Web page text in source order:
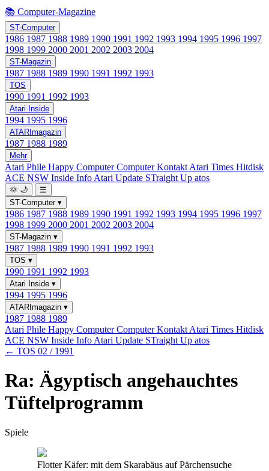
📚 Computer-Magazine
ST-Computer
1986 1987 1988 1989 1990 1991 1992 1993 1994 1995 1996 1997
1998 1999 2000 2001 2002 2003 2004
ST-Magazin
1987 1988 1989 1990 1991 1992 1993
TOS
1990 1991 1992 1993
Atari Inside
1994 1995 1996
ATARImagazin
1987 1988 1989
Mehr
Atari Phile Happy ComputerComputer Kontakt Atari Times Hitdisk
ACE NSW Inside Info Atari Update STraight Up atos
🌞 🌙
☰
ST-Computer ▾
1986 1987 1988 1989 1990 1991 1992 1993 1994 1995 1996 1997
1998 1999 2000 2001 2002 2003 2004
ST-Magazin ▾
1987 1988 1989 1990 1991 1992 1993
TOS ▾
1990 1991 1992 1993
Atari Inside ▾
1994 1995 1996
ATARImagazin ▾
1987 1988 1989
Atari Phile Happy ComputerComputer Kontakt Atari Times Hitdisk
ACE NSW Inside Info Atari Update STraight Up atos
← TOS 02 / 1991
Ra: Ägyptisch angehauchtes
Tüftelprogramm
Spiele
Flotter Käfer: mit dem Skarabäus auf Pärchensuche